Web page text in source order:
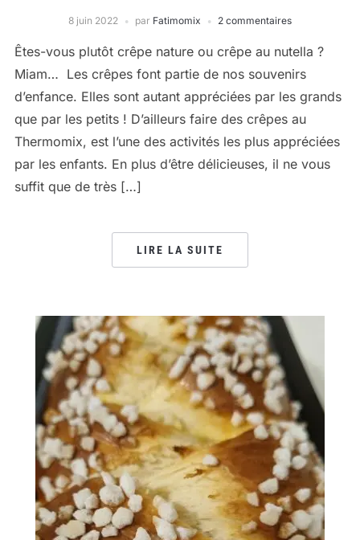
8 juin 2022 par Fatimomix 2 commentaires
Êtes-vous plutôt crêpe nature ou crêpe au nutella ?
Miam… Les crêpes font partie de nos souvenirs
d’enfance. Elles sont autant appréciées par les grands
que par les petits ! D’ailleurs faire des crêpes au
Thermomix, est l’une des activités les plus appréciées
par les enfants. En plus d’être délicieuses, il ne vous
suffit que de très […]
LIRE LA SUITE